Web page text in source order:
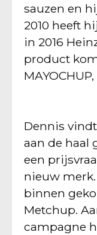
sauzen en
2010 heeft
in 2016
product
Dennis
aan de haal
een
nieuw
binnen
Metchup.
campagne